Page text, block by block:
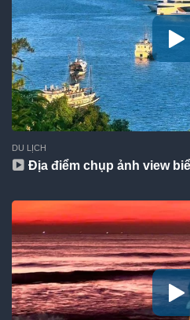
DU LỊCH
Địa điểm chụp ảnh view